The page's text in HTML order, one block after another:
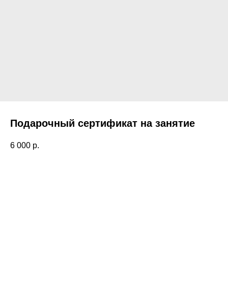
Подарочный сертификат на занятие
6 000 р.